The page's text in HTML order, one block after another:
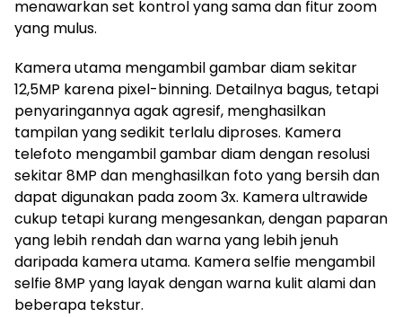
menawarkan set kontrol yang sama dan fitur zoom
yang mulus.
Kamera utama mengambil gambar diam sekitar
12,5MP karena pixel-binning. Detailnya bagus, tetapi
penyaringannya agak agresif, menghasilkan
tampilan yang sedikit terlalu diproses. Kamera
telefoto mengambil gambar diam dengan resolusi
sekitar 8MP dan menghasilkan foto yang bersih dan
dapat digunakan pada zoom 3x. Kamera ultrawide
cukup tetapi kurang mengesankan, dengan paparan
yang lebih rendah dan warna yang lebih jenuh
daripada kamera utama. Kamera selfie mengambil
selfie 8MP yang layak dengan warna kulit alami dan
beberapa tekstur.